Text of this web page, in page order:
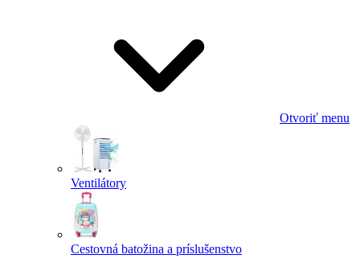
Otvoriť menu
Ventilátory
Cestovná batožina a príslušenstvo